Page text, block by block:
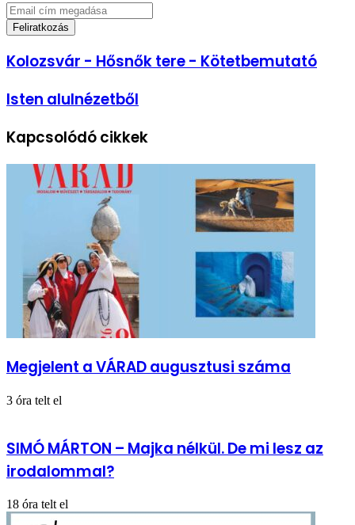
Email
cím
megadása
Kolozsvár
-
tere
Kötetbemutató
Kolozsvár - Hősnők tere - Kötetbemutató
Isten
alulnézetből
Isten alulnézetből
Kapcsolódó cikkek
Megjelent a VÁRAD augusztusi száma
3 óra telt el
SIMÓ MÁRTON – Majka nélkül. De mi lesz az
irodalommal?
18 óra telt el